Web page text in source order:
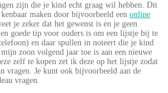
zijn die je kind echt graag wil hebben. Dit
maken door bijvoorbeeld een online
je zeker dat het gewenst is en je geen
goede tip voor ouders is om een lijstje bij te
en daar spullen in noteert die je kind
zoon volgend jaar toe is aan een nieuwe
zelf te kopen zet ik deze op het lijstje zodat
vragen. Je kunt ook bijvoorbeeld aan de
vragen.